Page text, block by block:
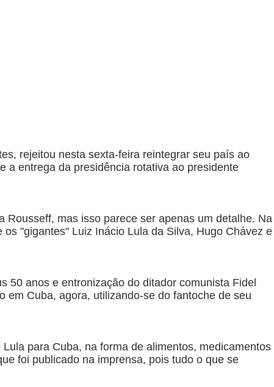
rejeitou nesta sexta-feira reintegrar seu país ao
a entrega da presidência rotativa ao presidente
Rousseff, mas isso parece ser apenas um detalhe. Na
"gigantes" Luiz Inácio Lula da Silva, Hugo Chávez e
50 anos e entronização do ditador comunista Fidel
em Cuba, agora, utilizando-se do fantoche de seu
para Cuba, na forma de alimentos, medicamentos
foi publicado na imprensa, pois tudo o que se